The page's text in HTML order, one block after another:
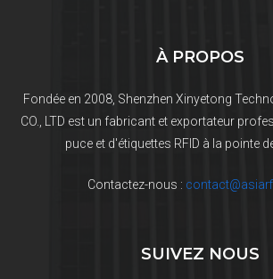
À PROPOS
Fondée en 2008, Shenzhen Xinyetong
CO., LTD est un fabricant et exportateur
puce et d'étiquettes RFID à la pointe
Contactez-nous :
SUIVEZ NOUS